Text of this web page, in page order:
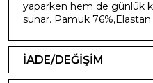
yaparken hem de günlük
sunar. Pamuk
İADE/DEĞİŞİM